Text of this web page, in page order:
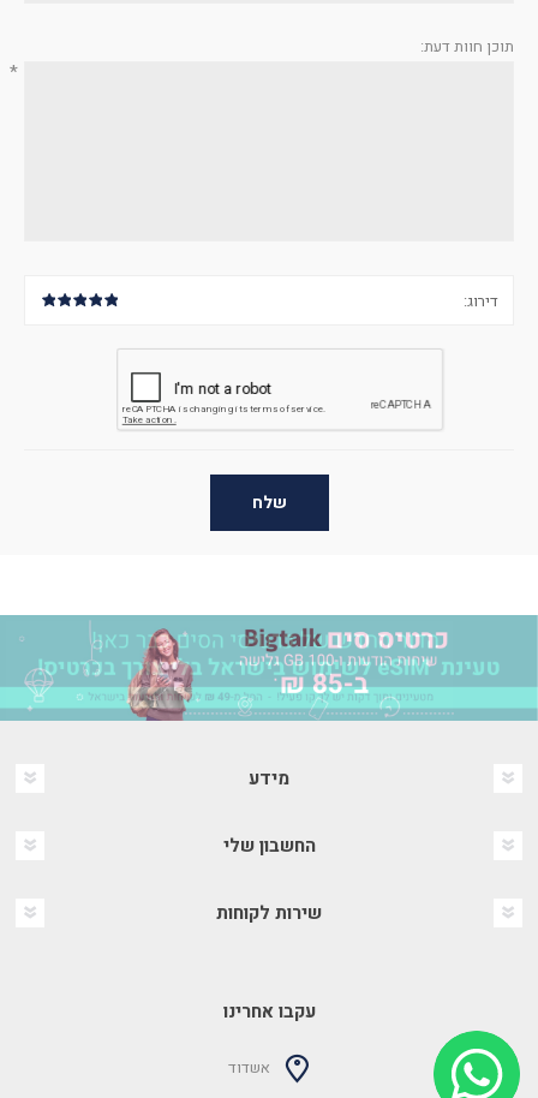
תוכן חוות דעת:
*
דירוג:
שלח
מידע
החשבון שלי
שירות לקוחות
עקבו אחרינו
אשדוד